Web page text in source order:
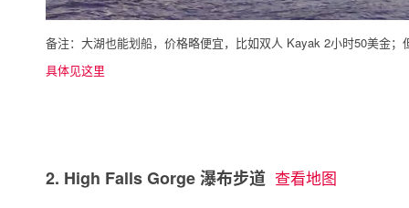
备注：大湖也能划船，价格略便宜，比如双人 Kayak 2小时50美金
具体见这里
2. High Falls Gorge 瀑布步道 查看地图